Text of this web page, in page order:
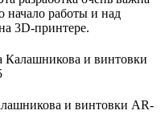
начало работы и над
3D-принтере.
и винтовки AR-